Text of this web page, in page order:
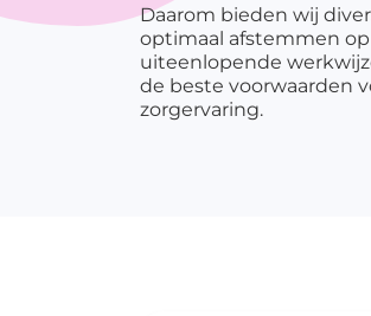
Daarom bieden wij
optimaal afstemmen
uiteenlopende
de beste voorwaarden
zorgervaring.